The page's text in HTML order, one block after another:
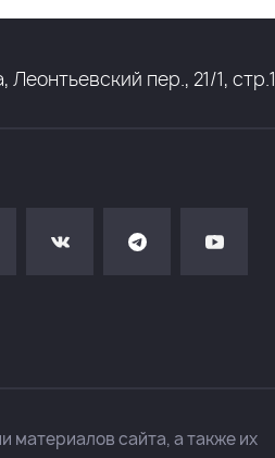
пер., 21/1, стр.1
материалов сайта, а также их